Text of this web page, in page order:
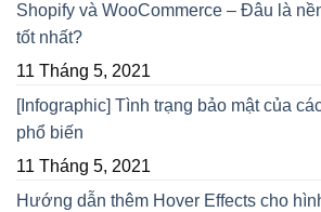
Shopify và WooCommerce – Đâu là
tốt nhất?
11 Tháng 5, 2021
[Infographic] Tình trạng bảo mật của
phổ biến
11 Tháng 5, 2021
Hướng dẫn thêm Hover Effects cho